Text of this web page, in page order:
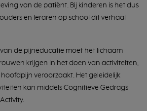
van de patiënt. Bij kinderen is het dus
en leraren op school dit verhaal
de pijneducatie moet het lichaam
krijgen in het doen van activiteiten,
veroorzaakt. Het geleidelijk
kan middels Cognitieve Gedrags